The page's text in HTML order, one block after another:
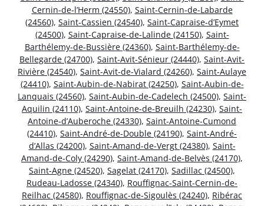
Cernin-de-l’Herm (24550), Saint-Cernin-de-Labarde
(24560), Saint-Cassien (24540), Saint-Capraise-d’Eymet
(24500), Saint-Capraise-de-Lalinde (24150), Saint-
Barthélemy-de-Bussière (24360), Saint-Barthélemy-de-
Bellegarde (24700), Saint-Avit-Sénieur (24440), Saint-Avit-
Rivière (24540), Saint-Avit-de-Vialard (24260), Saint-Aulaye
(24410), Saint-Aubin-de-Nabirat (24250), Saint-Aubin-de-
Lanquais (24560), Saint-Aubin-de-Cadelech (24500), Saint-
Aquilin (24110), Saint-Antoine-de-Breuilh (24230), Saint-
Antoine-d’Auberoche (24330), Saint-Antoine-Cumond
(24410), Saint-André-de-Double (24190), Saint-André-
d’Allas (24200), Saint-Amand-de-Vergt (24380), Saint-
Amand-de-Coly (24290), Saint-Amand-de-Belvès (24170),
Saint-Agne (24520), Sagelat (24170), Sadillac (24500),
Rudeau-Ladosse (24340), Rouffignac-Saint-Cernin-de-
Reilhac (24580), Rouffignac-de-Sigoulès (24240), Ribérac